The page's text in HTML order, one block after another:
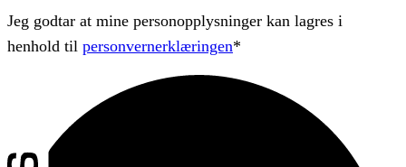
Jeg godtar at mine personopplysninger kan lagres i
henhold til personvernerklæringen*